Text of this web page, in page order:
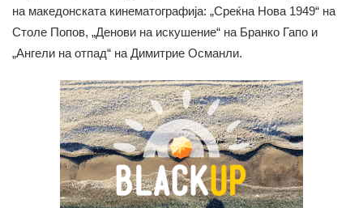
на македонската кинематографија: „Среќна Нова 1949“ на
Столе Попов, „Денови на искушение“ на Бранко Гапо и
„Ангели на отпад“ на Димитрие Османли.